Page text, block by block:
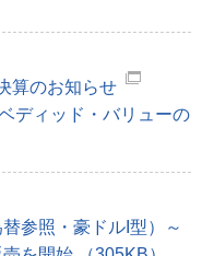
算のお知らせ
ディッド・バリューの
参照・豪ドルI型）～